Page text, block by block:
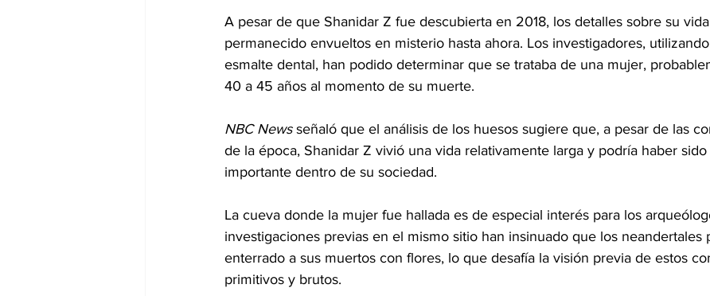
A pesar de que Shanidar Z fue descubierta en 2018, los detalles sobre su
permanecido envueltos en misterio hasta ahora. Los investigadores,
esmalte dental, han podido determinar que se trataba de una mujer,
40 a 45 años al momento de su muerte.
NBC News señaló que el análisis de los huesos sugiere que, a pesar de las
de la época, Shanidar Z vivió una vida relativamente larga y podría haber
importante dentro de su sociedad.
La cueva donde la mujer fue hallada es de especial interés para los
investigaciones previas en el mismo sitio han insinuado que los neandertales
enterrado a sus muertos con flores, lo que desafía la visión previa de estos
primitivos y brutos.